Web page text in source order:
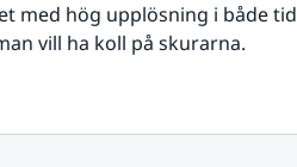
med hög upplösning i både tid
vill ha koll på skurarna.